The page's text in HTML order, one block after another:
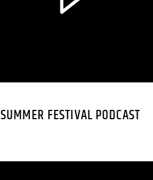
SUMMER FESTIVAL PODCAST